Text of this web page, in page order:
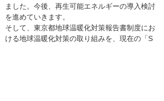
ました。今後、再生可能エネルギーの導入検討
を進めていきます。
そして、東京都地球温暖化対策報告書制度にお
ける地球温暖化対策の取り組みを、現在の「S